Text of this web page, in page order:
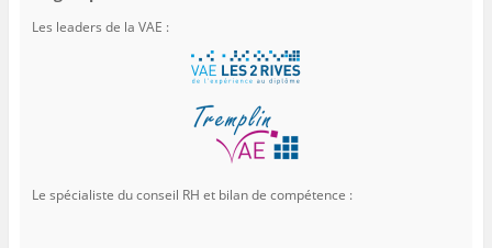
Les leaders de la VAE :
Le spécialiste du conseil RH et bilan de compétence :